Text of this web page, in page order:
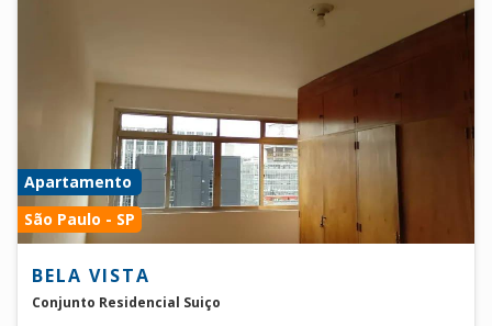
Apartamento
São Paulo - SP
BELA VISTA
Conjunto Residencial Suiço